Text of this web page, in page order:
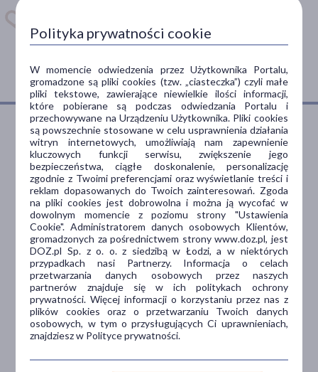
Dlaczego DOZ.pl
Niższe koszta leczenia
Darmowa dostawa do Apteki
Bezpłatna Infolinia dla
Pacjentów.
Bezpieczeństwo
Weryfikacja interakcji leków.
Encyklopedia leków i ziół
Polityka prywatności cookie
W momencie odwiedzenia przez Użytkownika Portalu,
gromadzone są pliki cookies (tzw. „ciasteczka”) czyli małe
pliki tekstowe, zawierające niewielkie ilości informacji,
które pobierane są podczas odwiedzania Portalu i
przechowywane na Urządzeniu Użytkownika. Pliki cookies
są powszechnie stosowane w celu usprawnienia działania
witryn internetowych, umożliwiają nam zapewnienie
kluczowych funkcji serwisu, zwiększenie jego
bezpieczeństwa, ciągłe doskonalenie, personalizację
zgodnie z Twoimi preferencjami oraz wyświetlanie treści i
reklam dopasowanych do Twoich zainteresowań. Zgoda
na pliki cookies jest dobrowolna i można ją wycofać w
dowolnym momencie z poziomu strony "Ustawienia
Cookie". Administratorem danych osobowych Klientów,
gromadzonych za pośrednictwem strony www.doz.pl, jest
DOZ.pl Sp. z o. o. z siedzibą w Łodzi, a w niektórych
przypadkach nasi Partnerzy. Informacja o celach
przetwarzania danych osobowych przez naszych
partnerów znajduje się w ich politykach ochrony
prywatności. Więcej informacji o korzystaniu przez nas z
plików cookies oraz o przetwarzaniu Twoich danych
osobowych, w tym o przysługujących Ci uprawnieniach,
znajdziesz w Polityce prywatności.